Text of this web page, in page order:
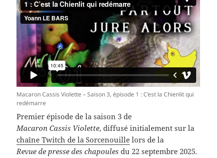
Macaron Cassis Violette – Saison 3, épisode 1 : C’est la Chienlit qui
redémarre
Premier épisode de la saison 3 de
Macaron Cassis Violette, diffusé initialement sur la
chaîne Twitch de la Sorcenouille lors de la
Revue de presse des chapoules du 22 septembre 2025.